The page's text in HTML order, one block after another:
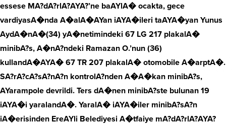
essese MA?dA?rlA?AYA?’ne baAYlA� ocakta, gece
vardiyasA�nda A�alA�AYan iAYA�ileri taAYA�yan Yunus
AydA�nA�(34) yA�netimindeki 67 LG 217 plakalA�
minibA?s, A�nA?ndeki Ramazan O.’nun (36)
kullandA�AYA� 67 TR 207 plakalA� otomobile A�arptA�.
SA?rA?cA?sA?nA?n kontrolA?nden A�A�kan minibA?s,
AYarampole devrildi. Ters dA�nen minibA?ste bulunan 19
iAYA�i yaralandA�. YaralA� iAYA�iler minibA?sA?n
iA�erisinden EreAYli Belediyesi A�tfaiye mA?dA?rlA?AYA?